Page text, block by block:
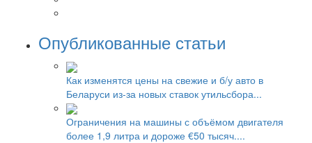
Опубликованные статьи
Как изменятся цены на свежие и б/у авто в
Беларуси из-за новых ставок утильсбора...
Ограничения на машины с объёмом двигателя
более 1,9 литра и дороже €50 тысяч....